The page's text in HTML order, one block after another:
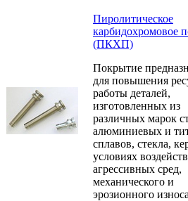
Пиролитическое
карбидохромовое
(ПКХП)
Покрытие
для повышения
работы деталей,
изготовленных из
различных марок
алюминиевых и
сплавов, стекла,
условиях
агрессивных сред,
механического и
эрозионного